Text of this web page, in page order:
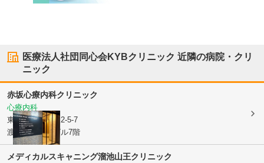
医療法人社団同心会KYBクリニック 近隣の病院・クリ
ニック
赤坂心療内科クリニック
心療内科
東京都港区赤坂2-5-7
渡辺商事赤坂ビル7階
メディカルスキャニング溜池山王クリニック